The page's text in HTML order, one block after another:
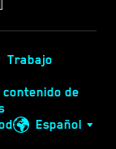
Trabajo
de
Español